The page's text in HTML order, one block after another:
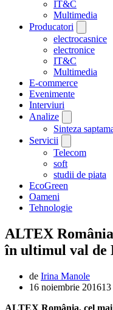
IT&C
Multimedia
Producatori
electrocasnice
electronice
IT&C
Multimedia
E-commerce
Evenimente
Interviuri
Analize
Sinteza
Servicii
Telecom
soft
studii de piata
EcoGreen
Oameni
Tehnologie
ALTEX
în ultimul val de
de Irina Manole
16 noiembrie 2016
ALTEX România, cel